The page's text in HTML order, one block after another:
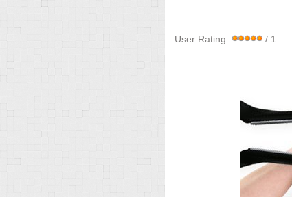
User Rating: / 1